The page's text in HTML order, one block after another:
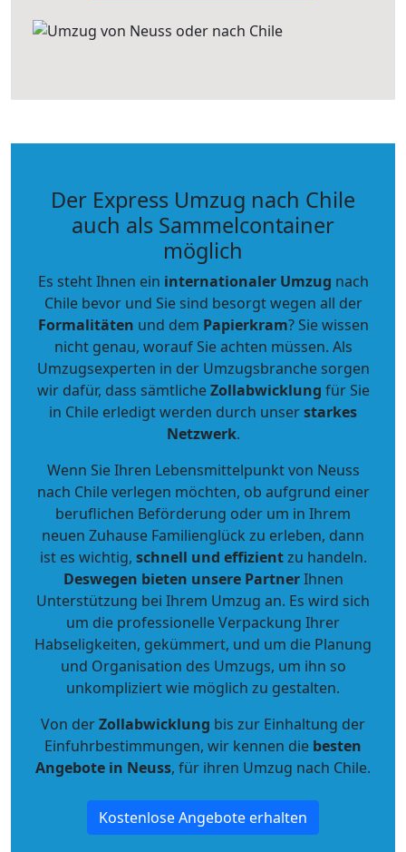
Der Express Umzug nach Chile
auch als Sammelcontainer
möglich
Es steht Ihnen ein internationaler Umzug nach
Chile bevor und Sie sind besorgt wegen all der
Formalitäten und dem Papierkram? Sie wissen
nicht genau, worauf Sie achten müssen. Als
Umzugsexperten in der Umzugsbranche sorgen
wir dafür, dass sämtlicheZollabwicklung für Sie
in Chile erledigt werden durch unserstarkes
Netzwerk.
Wenn Sie Ihren Lebensmittelpunkt von Neuss
nach Chile verlegen möchten, ob aufgrund einer
beruflichen Beförderung oder um in Ihrem
neuen Zuhause Familienglück zu erleben, dann
ist es wichtig, schnell und effizientzu handeln.
Deswegen bieten unsere PartnerIhnen
Unterstützung bei Ihrem Umzug an. Es wird sich
um die professionelle Verpackung Ihrer
Habseligkeiten, gekümmert, und um die Planung
und Organisation des Umzugs, um ihn so
unkompliziert wie möglich zu gestalten.
Von derZollabwicklung bis zur Einhaltung der
Einfuhrbestimmungen, wir kennen die besten
Angebote in Neuss, für ihren Umzug nach Chile.
Kostenlose Angebote erhalten